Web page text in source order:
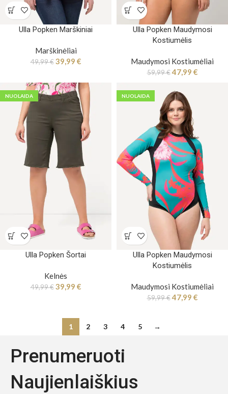
Ulla Popken Marškiniai
Marškinėliai
49,99€ 39,99 €
Ulla Popken Maudymosi
Kostiumėlis
Maudymosi Kostiumėliai
59,99€47,99 €
NUOLAIDA
Ulla Popken Šortai
Kelnės
49,99€ 39,99 €
NUOLAIDA
Ulla Popken Maudymosi
Kostiumėlis
Maudymosi Kostiumėliai
59,99€47,99 €
1 2 3 4 5 →
Prenumeruoti
Naujienlaiškius